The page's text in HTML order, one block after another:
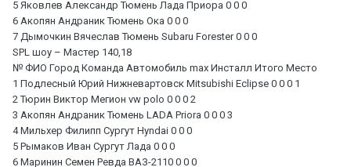
5 Яковлев Александр Тюмень Лада Приора 0 0 0
6 Акопян Андраник Тюмень Ока 0 0 0
7 Дымочкин Вячеслав Тюмень Subaru Forester 0 0 0
SPL шоу – Мастер 140,18
№ ФИО Город Команда Автомобиль max Инсталл Итого Место
1 Подлесный Юрий Нижневартовск Mitsubishi Eclipse 0 0 0 1
2 Тюрин Виктор Мегион vw polo 0 0 0 2
3 Акопян Андраник Тюмень LADA Priora 0 0 0 3
4 Мильхер Филипп Сургут Hyndai 0 0 0
5 Рымаков Иван Сургут Лада 0 0 0
6 Маринин Семен Ревда ВАЗ-2110 0 0 0